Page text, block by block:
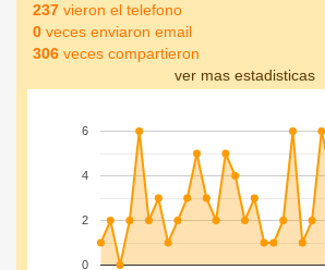
237 vieron el telefono
0 veces enviaron email
306 veces compartieron
ver mas estadisticas
0
2
4
6